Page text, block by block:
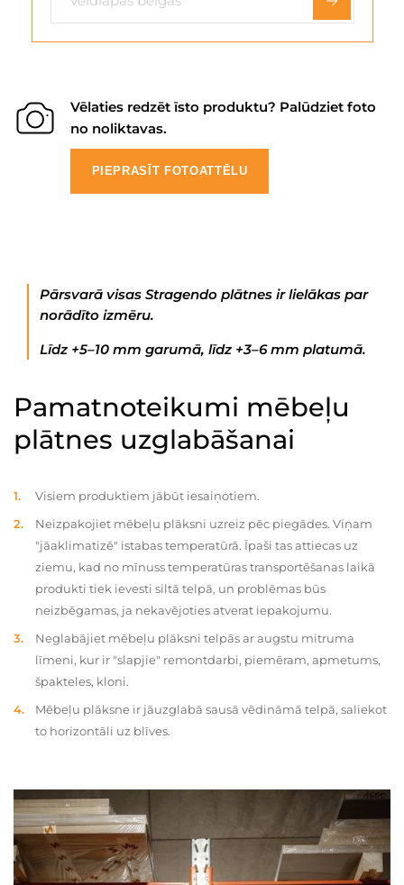
Vēlaties redzēt īsto produktu? Palūdziet foto
no noliktavas.
PIEPRASĪT FOTOATTĒLU
Pārsvarā visas Stragendo plātnes ir lielākas par
norādīto izmēru.
Līdz +5–10 mm garumā, līdz +3–6 mm platumā.
Pamatnoteikumi mēbeļu
plātnes uzglabāšanai
Visiem produktiem jābūt iesaiņotiem.
Neizpakojiet mēbeļu plāksni uzreiz pēc piegādes. Viņam
"jāaklimatizē" istabas temperatūrā. Īpaši tas attiecas uz
ziemu, kad no mīnuss temperatūras transportēšanas laikā
produkti tiek ievesti siltā telpā, un problēmas būs
neizbēgamas, ja nekavējoties atverat iepakojumu.
Neglabājiet mēbeļu plāksni telpās ar augstu mitruma
līmeni, kur ir "slapjie" remontdarbi, piemēram, apmetums,
špakteles, kloni.
Mēbeļu plāksne ir jāuzglabā sausā vēdināmā telpā, saliekot
to horizontāli uz blīves.